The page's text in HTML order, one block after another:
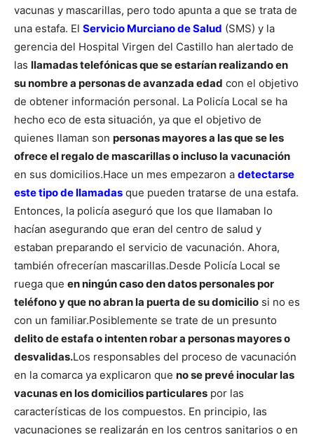
vacunas y mascarillas, pero todo apunta a que se trata de
una estafa. El Servicio Murciano de Salud (SMS) y la
gerencia del Hospital Virgen del Castillo han alertado de
las llamadas telefónicas que se estarían realizando en
su nombre a personas de avanzada edad con el objetivo
de obtener información personal. La Policía Local se ha
hecho eco de esta situación, ya que el objetivo de
quienes llaman son personas mayores a las que se les
ofrece el regalo de mascarillas o incluso la vacunación
en sus domicilios.Hace un mes empezaron a detectarse
este tipo de llamadas que pueden tratarse de una estafa.
Entonces, la policía aseguró que los que llamaban lo
hacían asegurando que eran del centro de salud y
estaban preparando el servicio de vacunación. Ahora,
también ofrecerían mascarillas.Desde Policía Local se
ruega que en ningún caso den datos personales por
teléfono y que no abran la puerta de su domicilio si no es
con un familiar.Posiblemente se trate de un presunto
delito de estafa o intenten robar a personas mayores o
desvalidas.Los responsables del proceso de vacunación
en la comarca ya explicaron que no se prevé inocular las
vacunas en los domicilios particulares por las
características de los compuestos. En principio, las
vacunaciones se realizarán en los centros sanitarios o en